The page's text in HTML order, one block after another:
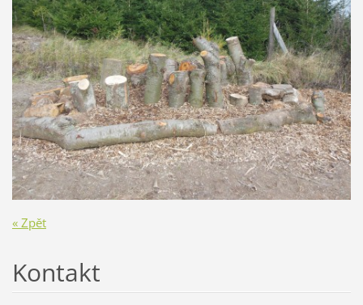
« Zpět
Kontakt